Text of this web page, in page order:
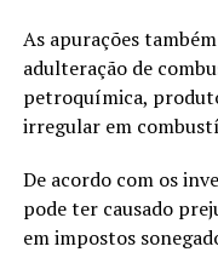
As apurações
adulteração de
petroquímica,
irregular em
De acordo com os
pode ter causado
em impostos